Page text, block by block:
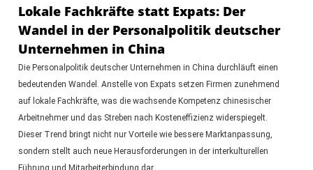
Lokale Fachkräfte statt Expats: Der
Wandel in der Personalpolitik deutscher
Unternehmen in China
Die Personalpolitik deutscher Unternehmen in China durchläuft einen
bedeutenden Wandel. Anstelle von Expats setzen Firmen zunehmend
auf lokale Fachkräfte, was die wachsende Kompetenz chinesischer
Arbeitnehmer und das Streben nach Kosteneffizienz widerspiegelt.
Dieser Trend bringt nicht nur Vorteile wie bessere Marktanpassung,
sondern stellt auch neue Herausforderungen in der interkulturellen
Führung und Mitarbeiterbindung dar.